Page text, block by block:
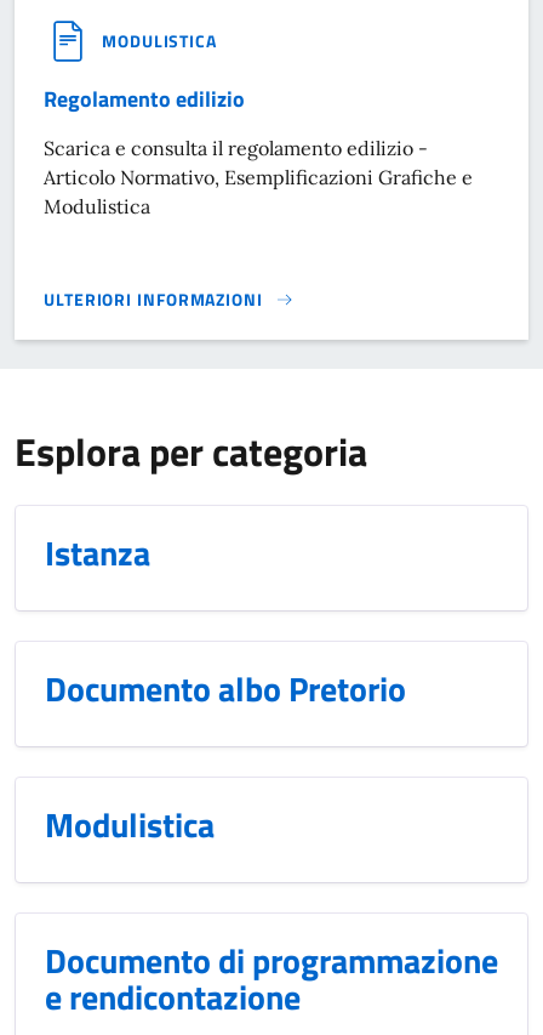
MODULISTICA
Regolamento edilizio
Scarica e consulta il regolamento edilizio -
Articolo Normativo, Esemplificazioni Grafiche e
Modulistica
ULTERIORI INFORMAZIONI
REGOLAMENTO EDILIZIO}
Esplora per categoria
Istanza
Documento albo Pretorio
Modulistica
Documento di programmazione
e rendicontazione